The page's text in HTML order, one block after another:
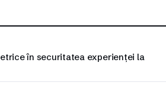
în securitatea experienței la